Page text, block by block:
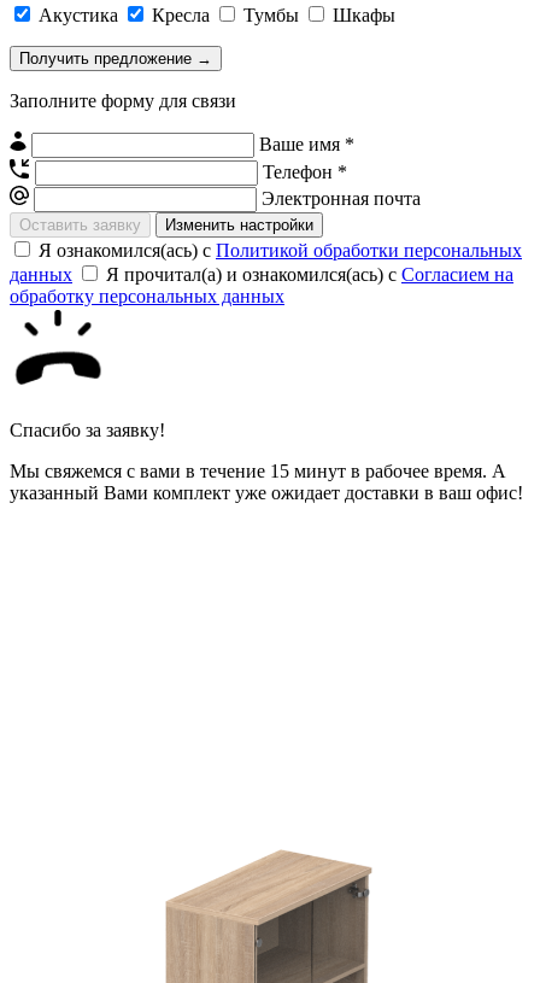
Акустика Кресла Тумбы Шкафы
Заполните форму для связи
Ваше имя *
Телефон *
Электронная почта
Изменить настройки
Я ознакомился(ась) с Политикой обработки персональных
данных
Я прочитал(а) и ознакомился(ась) с Согласием на
обработку персональных данных
Спасибо за заявку!
Мы свяжемся с вами в течение 15 минут в рабочее время. А
указанный Вами комплект уже ожидает доставки в ваш офис!